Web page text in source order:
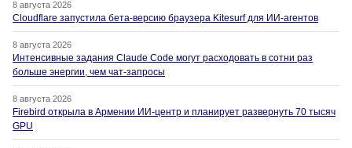
8 августа 2026
Cloudflare запустила бета-версию браузера Kitesurf для ИИ-агентов
8 августа 2026
Интенсивные задания Claude Code могут расходовать в сотни раз
больше энергии, чем чат-запросы
8 августа 2026
Firebird открыла в Армении ИИ-центр и планирует развернуть 70 тысяч
GPU